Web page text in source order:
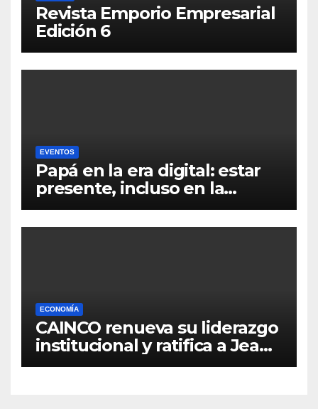
Revista Emporio Empresarial
Edición 6
EVENTOS
Papá en la era digital: estar
presente, incluso en la
distancia
ECONOMÍA
CAINCO renueva su liderazgo
institucional y ratifica a Jean
Pierre Antelo para una nueva